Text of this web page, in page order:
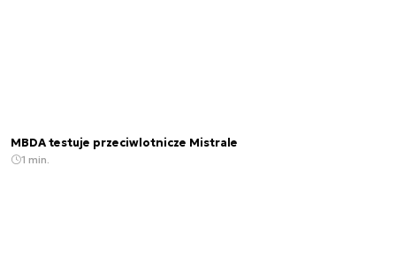
MBDA testuje przeciwlotnicze Mistrale
1 min.